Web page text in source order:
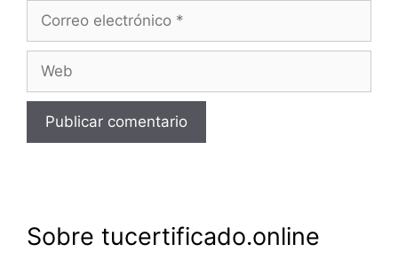
Correo
Web
Sobre tucertificado.online